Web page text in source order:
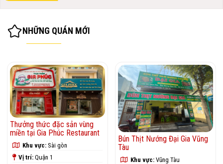
NHỮNG QUÁN MỚI
Thưởng thức đặc sản vùng
miền tại Gia Phúc Restaurant
Khu vực: Sài gòn
Vị trí: Quận 1
Bún Thịt Nướng Đại Gia Vũng
Tàu
Khu vực: Vũng Tàu